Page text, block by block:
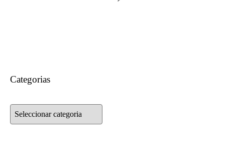
Categorias
Categorias